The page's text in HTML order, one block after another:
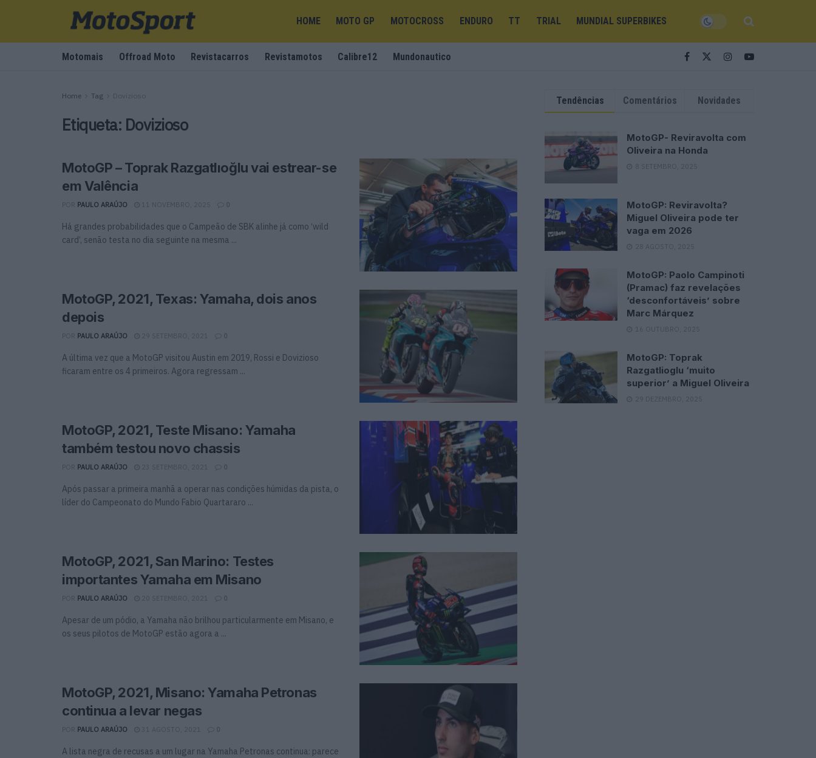
HOME MOTO GP MOTOCROSS ENDURO TT TRIAL MUNDIAL SUPERBIKES
Motomais Offroad Moto Revistacarros Revistamotos Calibre12 Mundonautico
Home Tag Dovizioso
Etiqueta: Dovizioso
MotoGP – Toprak Razgatlıoğlu vai estrear-se
em Valência
PAULO ARAÚJO 11 NOVEMBRO, 2025 0
Há grandes probabilidades que o Campeão de SBK alinhe já como ‘wild
card’, senão testa no dia seguinte na mesma ...
MotoGP, 2021, Texas: Yamaha, dois anos
depois
PAULO ARAÚJO 29 SETEMBRO, 2021 0
A última vez que a MotoGP visitou Austin em 2019, Rossi e Dovizioso
ficaram entre os 4 primeiros. Agora regressam ...
MotoGP, 2021, Teste Misano: Yamaha
também testou novo chassis
PAULO ARAÚJO 23 SETEMBRO, 2021 0
Após passar a primeira manhã a operar nas condições húmidas da pista, o
líder do Campeonato do Mundo Fabio Quartararo ...
MotoGP, 2021, San Marino: Testes
importantes Yamaha em Misano
PAULO ARAÚJO 20 SETEMBRO, 2021 0
Apesar de um pódio, a Yamaha não brilhou particularmente em Misano, e
os seus pilotos de MotoGP estão agora a ...
MotoGP, 2021, Misano: Yamaha Petronas
continua a levar negas
PAULO ARAÚJO 31 AGOSTO, 2021 0
A lista negra de recusas a um lugar na Yamaha Petronas continua: parece
Tendências Comentários Novidades
MotoGP- Reviravolta com
Oliveira na Honda
8 SETEMBRO, 2025
MotoGP: Reviravolta?
Miguel Oliveira pode ter
vaga em 2026
28 AGOSTO, 2025
MotoGP: Paolo Campinoti
(Pramac) faz revelações
‘desconfortáveis’ sobre
Marc Márquez
16 OUTUBRO, 2025
MotoGP: Toprak
Razgatlioglu ‘muito
superior’ a Miguel Oliveira